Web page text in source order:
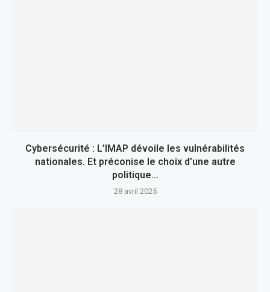
Cybersécurité : L’IMAP dévoile les vulnérabilités
nationales. Et préconise le choix d’une autre
politique…
28 avril 2025